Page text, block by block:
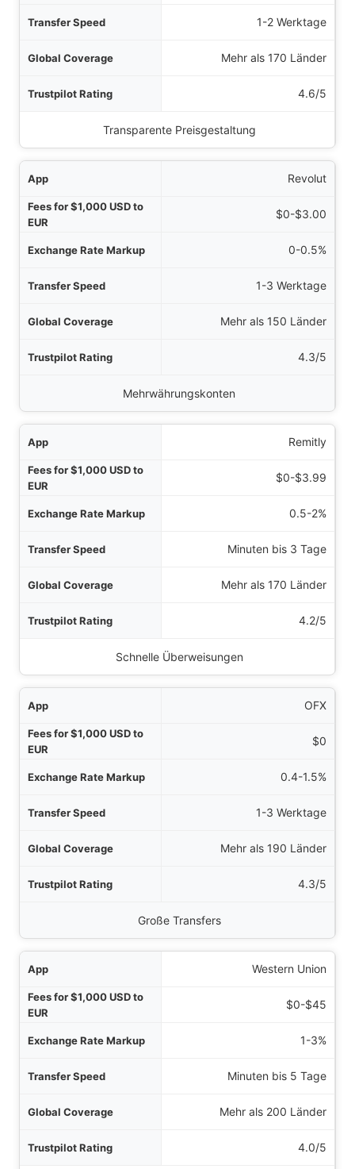
1-2 Werktage
Mehr als 170 Länder
4.6/5
Transparente Preisgestaltung
Revolut
$0-$3.00
0-0.5%
1-3 Werktage
Mehr als 150 Länder
4.3/5
Mehrwährungskonten
Remitly
$0-$3.99
0.5-2%
Minuten bis 3 Tage
Mehr als 170 Länder
4.2/5
Schnelle Überweisungen
OFX
$0
0.4-1.5%
1-3 Werktage
Mehr als 190 Länder
4.3/5
Große Transfers
Western Union
$0-$45
1-3%
Minuten bis 5 Tage
Mehr als 200 Länder
4.0/5